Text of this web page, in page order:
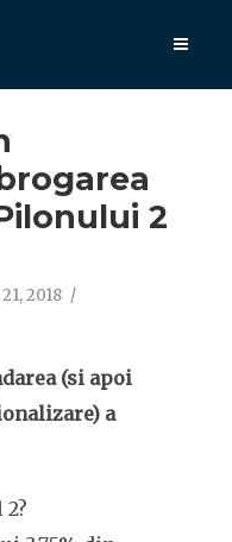
2
2018
(si apoi
a